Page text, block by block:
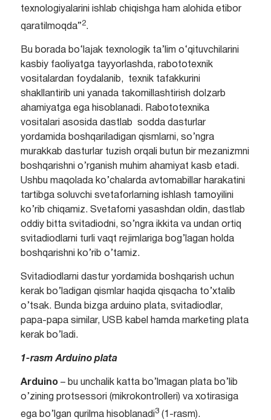
texnologiyalarini ishlab chiqishga ham alohida etibor
qaratilmoqda” 2.
Bu borada bo‘lajak texnologik ta’lim o‘qituvchilarini
kasbiy faoliyatga tayyorlashda, rabototexnik
vositalardan foydalanib, texnik tafakkurini
shakllantirib uni yanada takomillashtirish dolzarb
ahamiyatga ega hisoblanadi. Rabototexnika
vositalari asosida dastlab sodda dasturlar
yordamida boshqariladigan qismlarni, so’ngra
murakkab dasturlar tuzish orqali butun bir mezanizmni
boshqarishni o’rganish muhim ahamiyat kasb etadi.
Ushbu maqolada ko’chalarda avtomabillar harakatini
tartibga soluvchi svetaforlarning ishlash tamoyilini
ko’rib chiqamiz. Svetaforni yasashdan oldin, dastlab
oddiy bitta svitadiodni, so’ngra ikkita va undan ortiq
svitadiodlarni turli vaqt rejimlariga bog’lagan holda
boshqarishni ko’rib o’tamiz.
Svitadiodlarni dastur yordamida boshqarish uchun
kerak bo’ladigan qismlar haqida qisqacha to’xtalib
o’tsak. Bunda bizga arduino plata, svitadiodlar,
papa-papa similar, USB kabel hamda marketing plata
kerak bo’ladi.
1-rasm Arduino plata
Arduino– bu unchalik katta bo’lmagan plata bo’lib
o’zining protsessori (mikrokontrolleri) va xotirasiga
ega bo’lgan qurilma hisoblanadi 3(1-rasm).